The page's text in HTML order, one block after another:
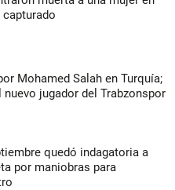
capturado
Mohamed Salah en Turquía;
jugador del Trabzonspor
quedó indagatoria a
por maniobras para